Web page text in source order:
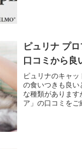
ピュリナ プ
口コミから良
ピュリナのキャ
の食いつきも良
な種類がありま
ア」の口コミを